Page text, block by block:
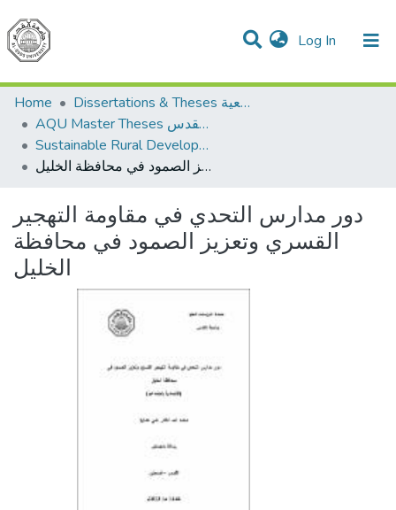
Log In (current)
Communities & Collections
All of DSpace
Home
Dissertations & Theses الرسائل الجامعية
AQU Master Theses الرسائل الجامعية الخاصة بجامعة القدس
Sustainable Rural Development التنمية الريفية المستدامة
دور مدارس التحدي في مقاومة التهجير القسري وتعزيز الصمود في محافظة الخليل
دور مدارس التحدي في مقاومة التهجير
القسري وتعزيز الصمود في محافظة
الخليل